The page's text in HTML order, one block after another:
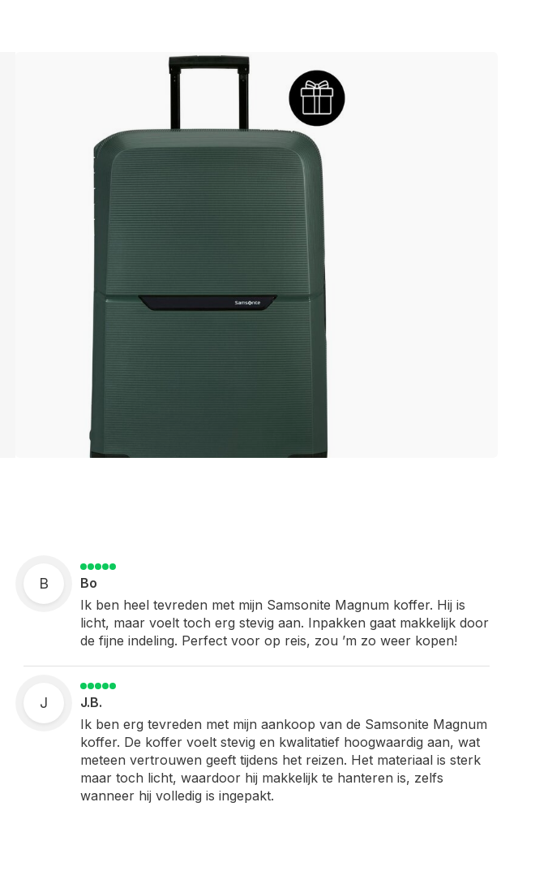
B
Bo
Ik ben heel tevreden met mijn Samsonite Magnum koffer. Hij is
licht, maar voelt toch erg stevig aan. Inpakken gaat makkelijk door
de fijne indeling. Perfect voor op reis, zou ’m zo weer kopen!
J
J.B.
Ik ben erg tevreden met mijn aankoop van de Samsonite Magnum
koffer. De koffer voelt stevig en kwalitatief hoogwaardig aan, wat
meteen vertrouwen geeft tijdens het reizen. Het materiaal is sterk
maar toch licht, waardoor hij makkelijk te hanteren is, zelfs
wanneer hij volledig is ingepakt.